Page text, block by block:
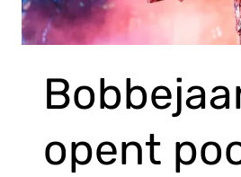
opent